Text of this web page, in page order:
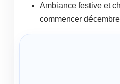
Ambiance festive et
commencer